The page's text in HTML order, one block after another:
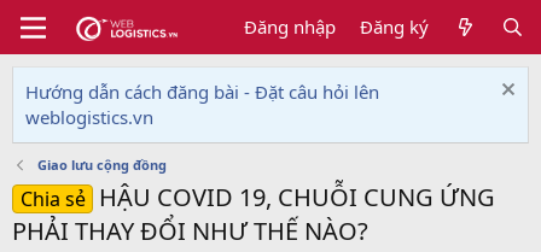
Đăng nhập Đăng ký
Hướng dẫn cách đăng bài - Đặt câu hỏi lên
weblogistics.vn
Giao lưu cộng đồng
Chia sẻ
HẬU COVID 19, CHUỖI CUNG ỨNG
PHẢI THAY ĐỔI NHƯ THẾ NÀO?